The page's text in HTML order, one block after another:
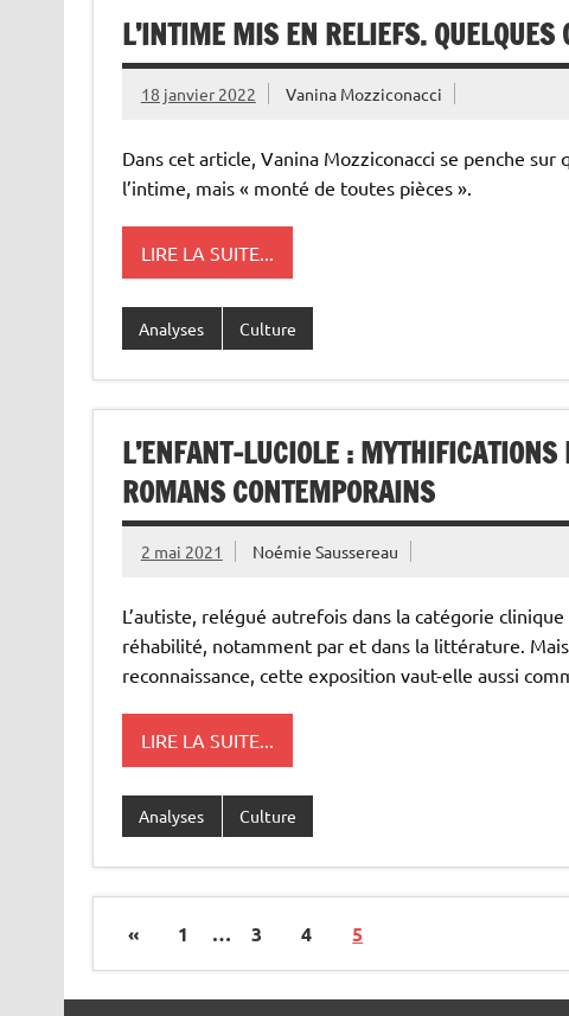
L’INTIME MIS EN RELIEFS.
18 janvier 2022 Vanina Mozziconacci
Dans cet article, Vanina Mozziconacci se penche
l’intime, mais « monté de toutes pièces ».
LIRE LA SUITE...
Analyses Culture
L’ENFANT-LUCIOLE :
ROMANS CONTEMPORAINS
2 mai 2021 Noémie Saussereau
L’autiste, relégué autrefois dans la catégorie
réhabilité, notamment par et dans la littérature.
reconnaissance, cette exposition vaut-elle aussi
LIRE LA SUITE...
Analyses Culture
« 1 … 3 4 5